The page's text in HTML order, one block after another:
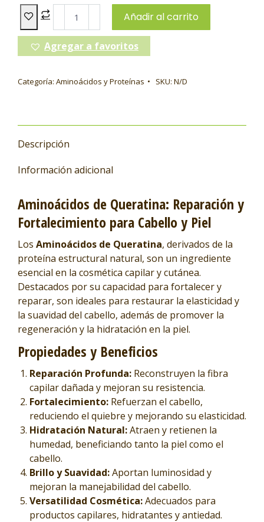
Añadir al carrito
Agregar a favoritos
Categoría: Aminoácidos y Proteínas SKU: N/D
Descripción
Información adicional
Aminoácidos de Queratina: Reparación y
Fortalecimiento para Cabello y Piel
Los Aminoácidos de Queratina, derivados de la
proteína estructural natural, son un ingrediente
esencial en la cosmética capilar y cutánea.
Destacados por su capacidad para fortalecer y
reparar, son ideales para restaurar la elasticidad y
la suavidad del cabello, además de promover la
regeneración y la hidratación en la piel.
Propiedades y Beneficios
Reparación Profunda: Reconstruyen la fibra
capilar dañada y mejoran su resistencia.
Fortalecimiento: Refuerzan el cabello,
reduciendo el quiebre y mejorando su elasticidad.
Hidratación Natural:Atraen y retienen la
humedad, beneficiando tanto la piel como el
cabello.
Brillo y Suavidad:Aportan luminosidad y
mejoran la manejabilidad del cabello.
Versatilidad Cosmética:Adecuados para
productos capilares, hidratantes y antiedad.